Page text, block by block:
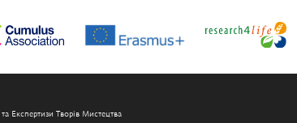
та Експертизи Творів Мистецтва